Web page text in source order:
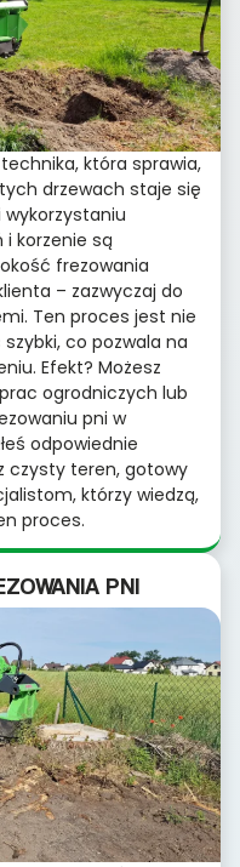
która sprawia,
drzewach staje się
wykorzystaniu
korzenie są
frezowania
– zazwyczaj do
Ten proces jest nie
co pozwala na
Efekt? Możesz
ogrodniczych lub
pni w
odpowiednie
czysty teren, gotowy
którzy wiedzą,
proces.
PNI